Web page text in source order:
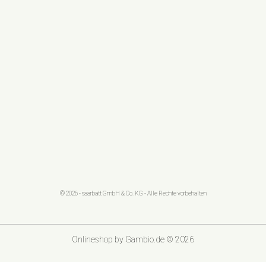
© 2026 - saarbatt GmbH & Co. KG - Alle Rechte vorbehalten
Onlineshop by Gambio.de © 2026